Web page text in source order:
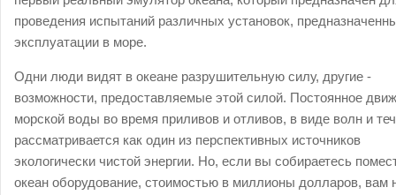
проведения испытаний различных установок,
эксплуатации в море.
Одни люди видят в океане разрушительную силу, другие -
возможности, предоставляемые этой силой. Постоянное
морской воды во время приливов и отливов, в виде волн и
рассматривается как один из перспективных источников
экологически чистой энергии. Но, если вы собираетесь
океан оборудование, стоимостью в миллионы долларов, вам